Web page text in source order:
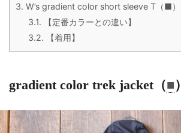
3. W’s gradient color short sleeve T（■）
3.1. 【定番カラーとの違い】
3.2. 【着用】
gradient color trek jacket（■）